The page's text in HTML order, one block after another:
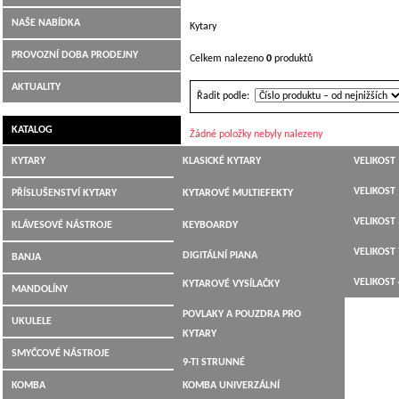
Kytary
Celkem nalezeno 0 produktů
Řadit podle:
Žádné položky nebyly nalezeny
NAŠE NABÍDKA
PROVOZNÍ DOBA PRODEJNY
AKTUALITY
KATALOG
KYTARY KLASICKÉ KYTARY
JUMBO,
12-TI STRUNNÉ
9-TI STRUNNÉ
PŘÍSLUŠENSTVÍ KYTARY KYTAROVÉ MULTIEFEKTY
LADIČKY
KYTAROVÉ KABELY
KYTAROVÉ VYSÍLAČKY
POVLAKY A POUZDRA PRO
KYTARY
KLÁVESOVÉ NÁSTROJE KEYBOARDY
DIGITÁLNÍ PIANA
BANJA
MANDOLÍNY
UKULELE
SMYČCOVÉ NÁSTROJE
KOMBA KOMBA UNIVERZÁLNÍ